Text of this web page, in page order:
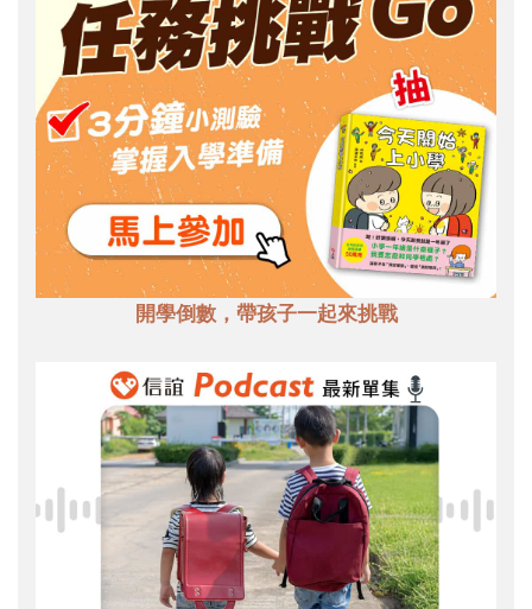
開學倒數，帶孩子一起來挑戰